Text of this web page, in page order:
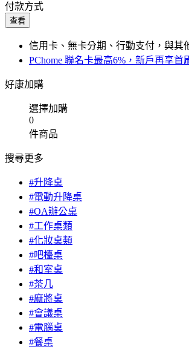
付款方式
查看
信用卡、無卡分期、行動支付，與其
PChome 聯名卡最高6%，新戶再享首
好康加購
選擇加購
0
件商品
搜尋更多
#升降桌
#電動升降桌
#OA辦公桌
#工作桌類
#化妝桌類
#吧檯桌
#和室桌
#茶几
#麻將桌
#會議桌
#電腦桌
#餐桌